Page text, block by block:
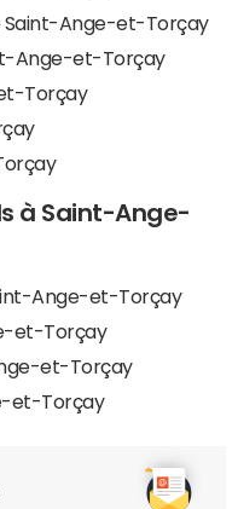
Saint-Ange-et-Torçay
Ange-et-Torçay
Torçay
à Saint-Ange-
Ange-et-Torçay
et-Torçay
et-Torçay
et-Torçay